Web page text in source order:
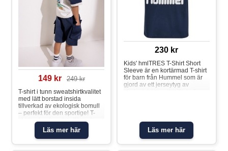
149 kr 249 kr
Läs mer här
T-shirt i tunn sweatshirtkvalitet
med lätt borstad insida
tillverkad av ekologisk bomull
– perfekt för den sportige! T-
ärmar och mudd i
halsringning, samt sportig
logga på bröstet och stort
230 kr
Läs mer här
Kids' hmlTRES T-Shirt Short
Sleeve är en kortärmad T-shirt
för barn från Hummel som är
gjord av ett jerseytyg av
skadliga. Material: 100 %